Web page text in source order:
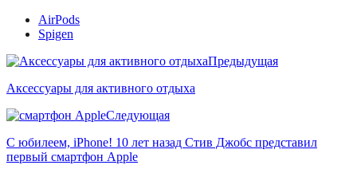
AirPods
Spigen
Предыдущая
Аксессуары для активного отдыха
Следующая
С юбилеем, iPhone! 10 лет назад Стив Джобс представил
первый смартфон Apple